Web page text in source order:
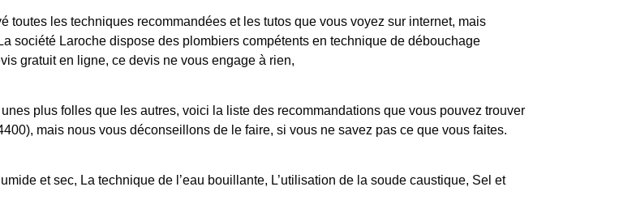
les techniques recommandées et les tutos que vous voyez sur internet, mais
société Laroche dispose des plombiers compétents en technique de débouchage
gratuit en ligne, ce devis ne vous engage à rien,
plus folles que les autres, voici la liste des recommandations que vous pouvez trouver
mais nous vous déconseillons de le faire, si vous ne savez pas ce que vous faites.
et sec, La technique de l’eau bouillante, L’utilisation de la soude caustique, Sel et